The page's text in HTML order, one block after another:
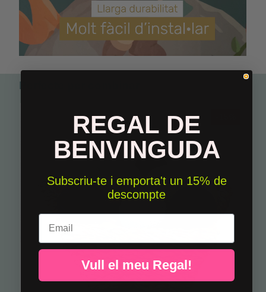
Perfecte per combinar
REGAL DE
BENVINGUDA
Subscriu-te i emporta't un 15% de
descompte
Email
Vull el meu Regal!